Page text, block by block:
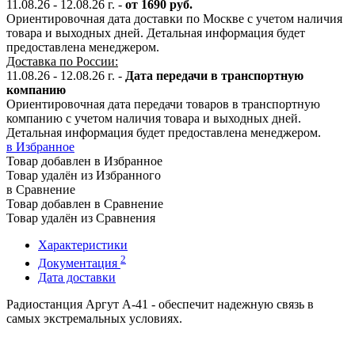
11.08.26 - 12.08.26 г. - от 1690 руб.
Ориентировочная дата доставки по Москве с учетом наличия
товара и выходных дней. Детальная информация будет
предоставлена менеджером.
Доставка по России:
11.08.26 - 12.08.26 г. - Дата передачи в транспортную
компанию
Ориентировочная дата передачи товаров в транспортную
компанию с учетом наличия товара и выходных дней.
Детальная информация будет предоставлена менеджером.
в Избранное
Товар добавлен в Избранное
Товар удалён из Избранного
в Сравнение
Товар добавлен в Сравнение
Товар удалён из Сравнения
Характеристики
Документация 2
Дата доставки
Радиостанция Аргут А-41 - обеспечит надежную связь в
самых экстремальных условиях.